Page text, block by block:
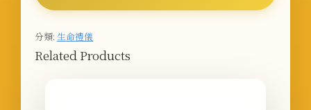
分類: 生命禮儀
Related Products